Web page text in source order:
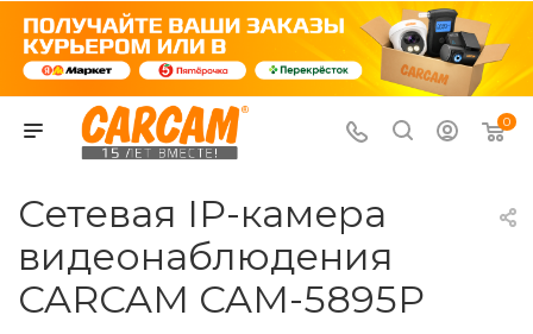
0
Сетевая IP-камера
видеонаблюдения
CARCAM CAM-5895P